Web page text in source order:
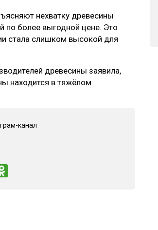
нехватку древесины
по более выгодной цене. Это
стала слишком высокой для
древесины заявила,
находится в тяжёлом
канал